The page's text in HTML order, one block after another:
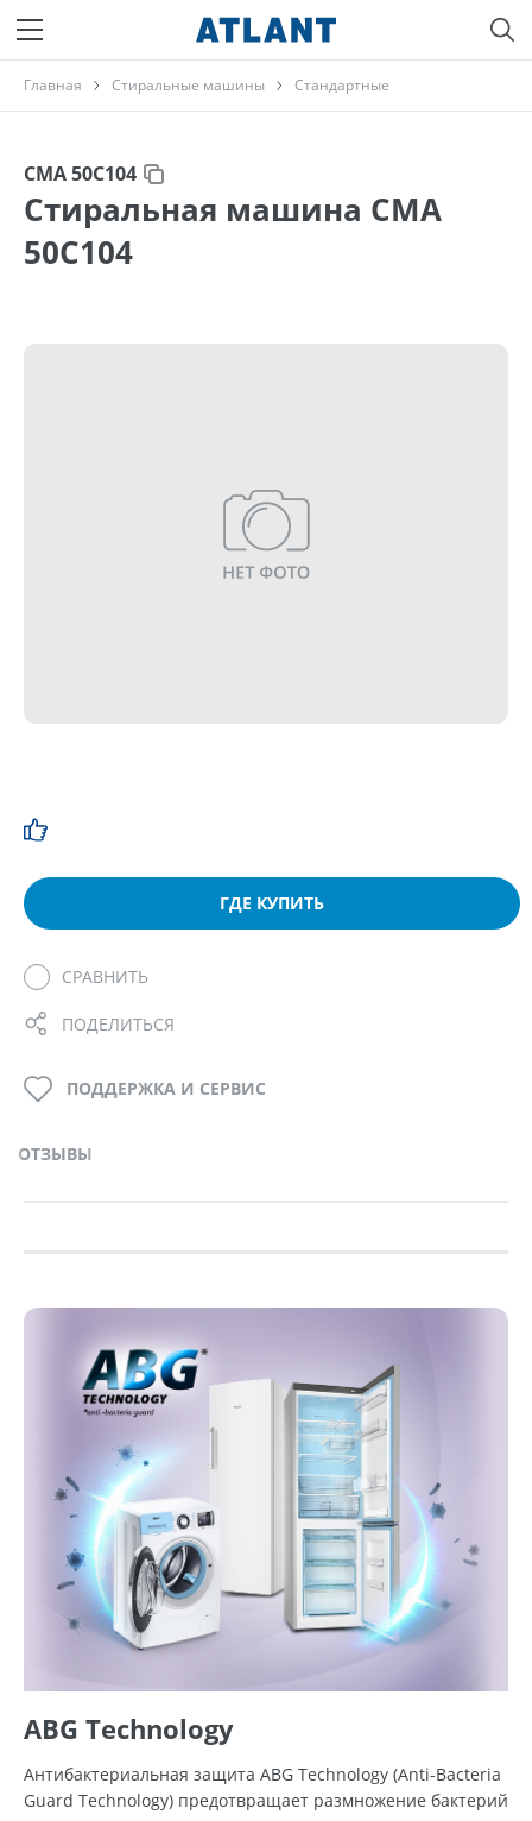
Главная Стиральные машины Стандартные
СМА 50С104
Стиральная машина СМА
50С104
ГДЕ КУПИТЬ
СРАВНИТЬ
ПОДЕЛИТЬСЯ
ОТЗЫВЫ
ПОДДЕРЖКА И СЕРВИС
ABG Technology
Антибактериальная защита ABG Technology (Anti-Bacteria
Guard Technology) предотвращает размножение бактерий